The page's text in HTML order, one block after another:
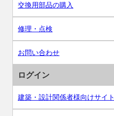
交換用部品の購入
修理・点検
お問い合わせ
ログイン
建築・設計関係者様向けサイト